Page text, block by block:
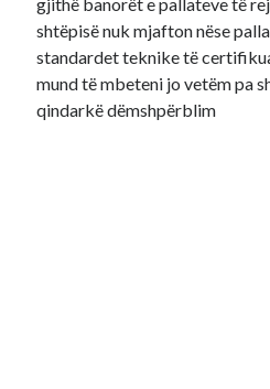
shtëpisë nuk mjafton nëse
standardet teknike të
mund të mbeteni jo vetëm pa
qindarkë dëmshpërblim